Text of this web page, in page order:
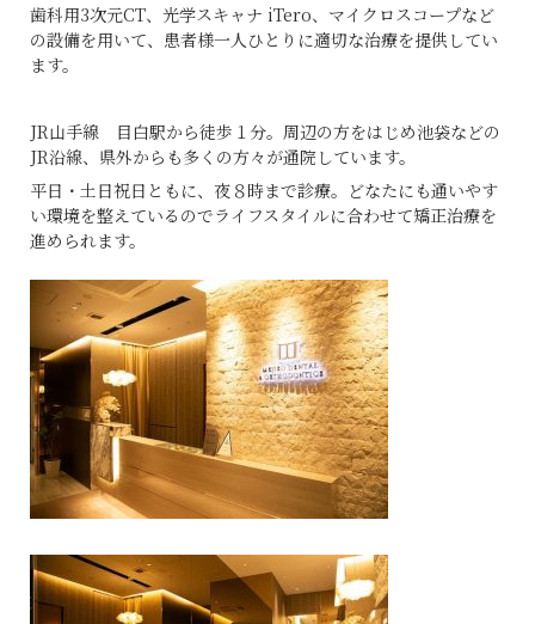
歯科用3次元CT、光学スキャナ iTero、マイクロスコープなど
の設備を用いて、患者様一人ひとりに適切な治療を提供してい
ます。
JR山手線 目白駅から徒歩１分。周辺の方をはじめ池袋などの
JR沿線、県外からも多くの方々が通院しています。
平日・土日祝日ともに、夜８時まで診療。 どなたにも通いやす
い環境を整えているのでライフスタイルに合わせて矯正治療を
進められます。